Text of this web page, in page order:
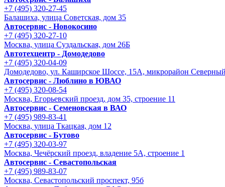
+7 (495) 320-27-45
Балашиха, улица Советская, дом 35
Автосервис - Новокосино
+7 (495) 320-27-10
Москва, улица Суздальская, дом 26Б
Автотехцентр - Домодедово
+7 (495) 320-04-09
Домодедово, ул. Каширское Шоссе, 15А, микрорайон
Автосервис - Люблино в ЮВАО
+7 (495) 320-08-54
Москва, Егорьевский проезд, дом 35, строение 11
Автосервис - Семеновская в ВАО
+7 (495) 989-83-41
Москва, улица Ткацкая, дом 12
Автосервис - Бутово
+7 (495) 320-03-97
Москва, Чечёрский проезд, владение 5А, строение 1
Автосервис - Cевастопольская
+7 (495) 989-83-07
Москва, Севастопольский проспект, 95б